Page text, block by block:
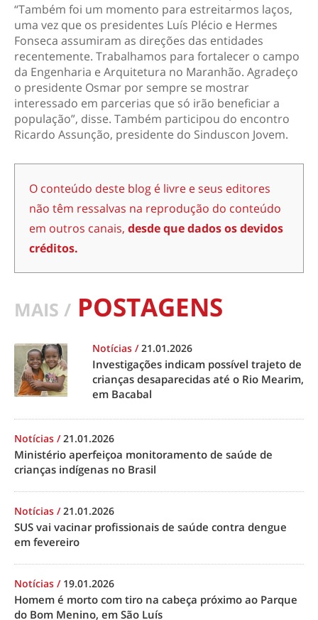
“Também foi um momento para estreitarmos laços,
uma vez que os presidentes Luís Plécio e Hermes
Fonseca assumiram as direções das entidades
recentemente. Trabalhamos para fortalecer o campo
da Engenharia e Arquitetura no Maranhão. Agradeço
o presidente Osmar por sempre se mostrar
interessado em parcerias que só irão beneficiar a
população”, disse. Também participou do encontro
Ricardo Assunção, presidente do Sinduscon Jovem.
O conteúdo deste blog é livre e seus editores
não têm ressalvas na reprodução do conteúdo
em outros canais, desde que dados os devidos
créditos.
MAIS / POSTAGENS
Notícias /21.01.2026
Investigações indicam possível trajeto de
crianças desaparecidas até o Rio Mearim,
em Bacabal
Notícias /21.01.2026
Ministério aperfeiçoa monitoramento de saúde de
crianças indígenas no Brasil
Notícias /21.01.2026
SUS vai vacinar profissionais de saúde contra dengue
em fevereiro
Notícias / 19.01.2026
Homem é morto com tiro na cabeça próximo ao Parque
do Bom Menino, em São Luís